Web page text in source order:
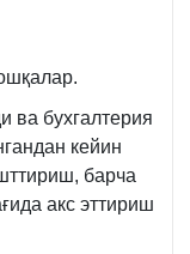
ва бухгалтерия
кейин
барча
акс эттириш